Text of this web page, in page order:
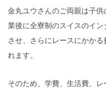
金丸ユウさんのご両親は子
業後に全寮制のスイスのイ
させ、さらにレースにかか
れます。
そのため、学費、生活費、